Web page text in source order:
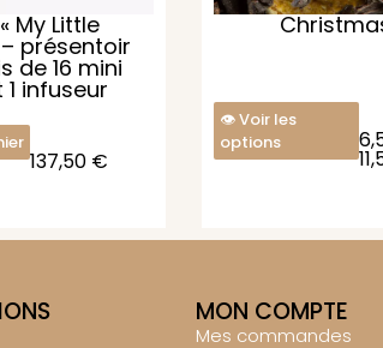
My Little
présentoir
de 16 mini
infuseur
137,50 €
Voir les
options
MON COMPTE
Mes commandes